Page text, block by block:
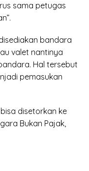
sama petugas
bandara
valet nantinya
Hal tersebut
pemasukan
disetorkan ke
Bukan Pajak,